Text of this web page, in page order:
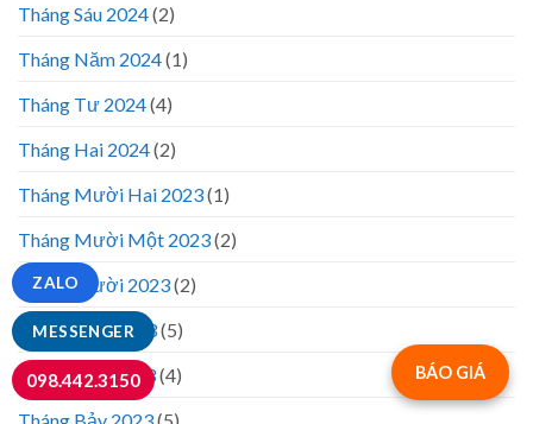
Tháng Sáu 2024(2)
Tháng Năm 2024(1)
Tháng Tư 2024(4)
Tháng Hai 2024(2)
Tháng Mười Hai 2023(1)
Tháng Mười Một 2023(2)
Tháng Mười 2023(2)
Tháng Chín 2023(5)
Tháng Tám 2023(4)
BÁO GIÁ
MESSENGER
ZALO
098.442.3150